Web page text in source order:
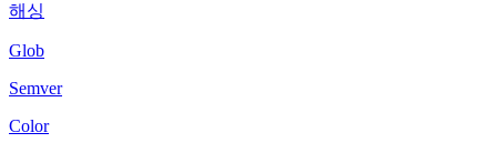
해싱
Glob
Semver
Color